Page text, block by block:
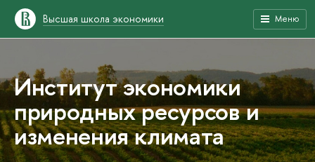
Высшая школа экономики Меню
Институт экономики
природных ресурсов и
изменения климата